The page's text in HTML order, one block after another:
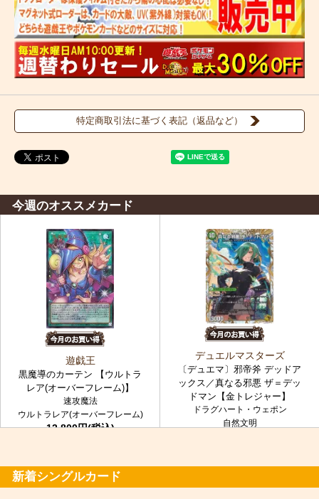
特定商取引法に基づく表記（返品など）
今週のオススメカード
遊戯王
黒魔導のカーテン 【ウルトラ
レア(オーバーフレーム)】
速攻魔法
ウルトラレア(オーバーフレーム)
12,800円(税込)
デュエルマスターズ
〔デュエマ〕邪帝斧 デッドア
ックス／真なる邪悪 ザ＝デッ
ドマン【金トレジャー】
ドラグハート・ウェポン
自然文明
新着シングルカード